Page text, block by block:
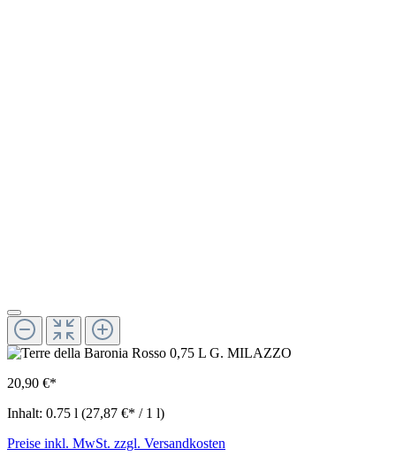
20,90 €*
Inhalt: 0.75 l (27,87 €* / 1 l)
Preise inkl. MwSt. zzgl. Versandkosten